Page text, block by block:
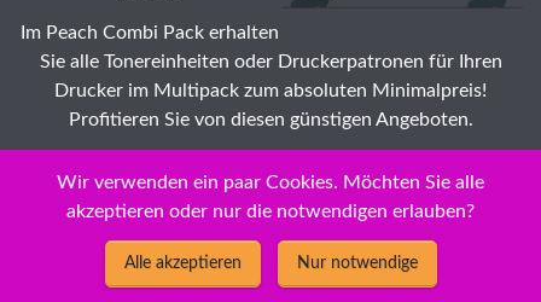
Im Peach Combi Pack erhalten
Sie alle Tonereinheiten oder Druckerpatronen für Ihren
Drucker im Multipack zum absoluten Minimalpreis!
Profitieren Sie von diesen günstigen Angeboten.
Tonermodule ☆ Modell zu Dauertiefstpreisen /
Impeachment
Wir verwenden ein paar Cookies. Möchten Sie alle
akzeptieren oder nur die notwendigen erlauben?
Alle akzeptieren Nur notwendige